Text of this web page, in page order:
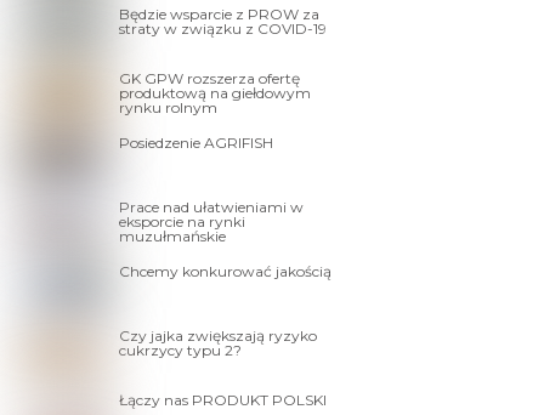
Będzie wsparcie z PROW za
straty w związku z COVID-19
GK GPW rozszerza ofertę
produktową na giełdowym
rynku rolnym
Posiedzenie AGRIFISH
Prace nad ułatwieniami w
eksporcie na rynki
muzułmańskie
Chcemy konkurować jakością
Czy jajka zwiększają ryzyko
cukrzycy typu 2?
Łączy nas PRODUKT POLSKI